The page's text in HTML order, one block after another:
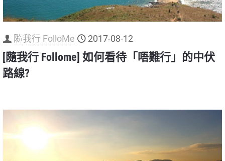
隨我行 FolloMe 2017-08-12
[隨我行 Follome] 如何看待「唔難行」的中伏
路線?